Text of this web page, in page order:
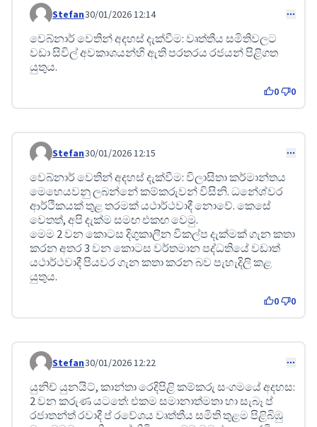
Comment 637
Stefan30/01/2026 12:14
වෙබ්නාර් වෙතින් අදහස් දැක්වීම: වෘත්තීය සමිතිවලට
වඩා සිවිල් අවකාශයන්හි ඇති පරතරය රජයන් පිළිගත
යුතුය.
0 0
Comment 638
Stefan30/01/2026 12:15
වෙබ්නාර් වෙතින් අදහස් දැක්වීම: විලාසිතා කර්මාන්තය
මෙහෙයවනු ලබන්නේ කම්කරුවන් විසිනි. ධනේශ්වර
ආර්ථිකයක් තුළ තරමක් යථාර්ථවාදී නොවේ. කෙසේ
වෙතත්, අපි දැක්ම සමඟ එකඟ වෙමු.
මෙම 2 වන කොටස දිගුකාලීන විකල්ප දැක්මක් ගැන කතා
කරන අතර 3 වන කොටස වර්තමාන පද්ධතියේ වඩාත්
යථාර්ථවාදී පියවර ගැන කතා කරන බව පැහැදිලි කළ
යුතුය.
0 0
Comment 641
Stefan30/01/2026 12:22
යුනිච් යුනයිට්, කාන්තා රෙදිපිළි කම්කරු සංගමයේ අදහස:
2 වන කරුණ යටතේ: එකම සමානාත්මතා හා සැබෑ ප්
රජාතන්ත් රවාදී ප් රවේශය වෘත්තීය සමිති තුළම පිළිබිඹු